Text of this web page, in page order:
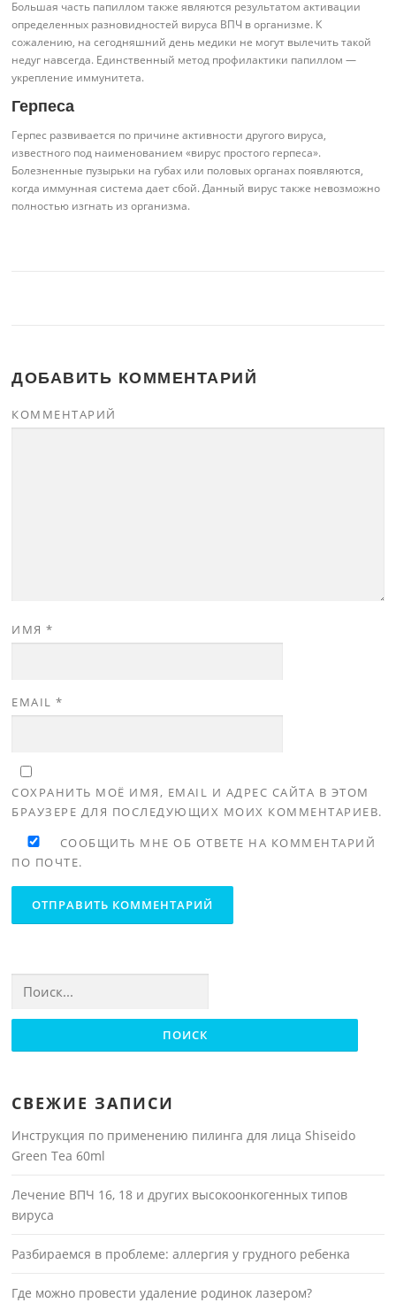
Большая часть папиллом также являются результатом активации
определенных разновидностей вируса ВПЧ в организме. К
сожалению, на сегодняшний день медики не могут вылечить такой
недуг навсегда. Единственный метод профилактики папиллом —
укрепление иммунитета.
Герпеса
Герпес развивается по причине активности другого вируса,
известного под наименованием «вирус простого герпеса».
Болезненные пузырьки на губах или половых органах появляются,
когда иммунная система дает сбой. Данный вирус также невозможно
полностью изгнать из организма.
ДОБАВИТЬ КОММЕНТАРИЙ
КОММЕНТАРИЙ
ИМЯ*
EMAIL*
СОХРАНИТЬ МОЁ ИМЯ, EMAIL И АДРЕС САЙТА В ЭТОМ
БРАУЗЕРЕ ДЛЯ ПОСЛЕДУЮЩИХ МОИХ КОММЕНТАРИЕВ.
СООБЩИТЬ МНЕ ОБ ОТВЕТЕ НА КОММЕНТАРИЙ
ПО ПОЧТЕ.
СВЕЖИЕ ЗАПИСИ
Инструкция по применению пилинга для лица Shiseido
Green Tea 60ml
Лечение ВПЧ 16, 18 и других высокоонкогенных типов
вируса
Разбираемся в проблеме: аллергия у грудного ребенка
Где можно провести удаление родинок лазером?